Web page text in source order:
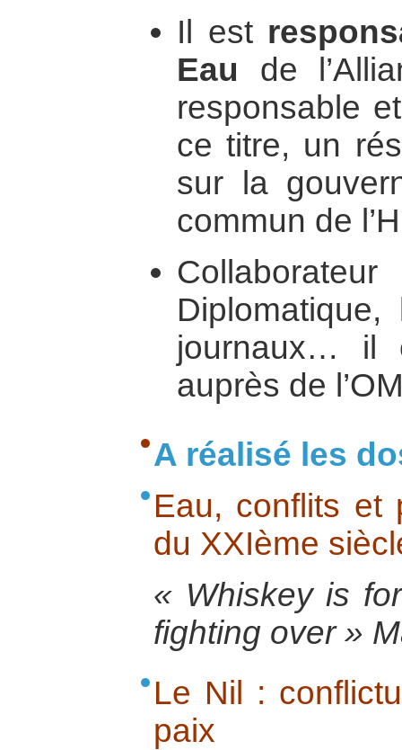
Il est
Eau de
responsable
ce titre, un
sur la
commun de
journaux… il
auprès de
A réalisé les
Eau, conflits et
du XXIème
« Whiskey is
fighting over »
Le Nil :
paix